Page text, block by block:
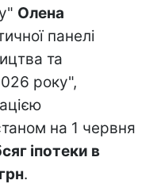
Олена
панелі
та
року",
на 1 червня
іпотеки в
.